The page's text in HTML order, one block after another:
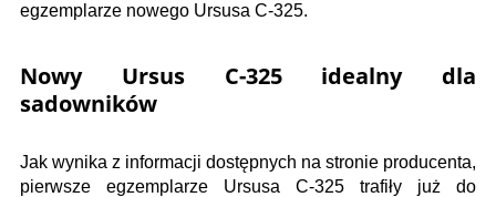
egzemplarze nowego Ursusa C-325.
Nowy Ursus C-325 idealny dla
sadowników
Jak wynika z informacji dostępnych na stronie producenta,
pierwsze egzemplarze Ursusa C-325 trafiły już do